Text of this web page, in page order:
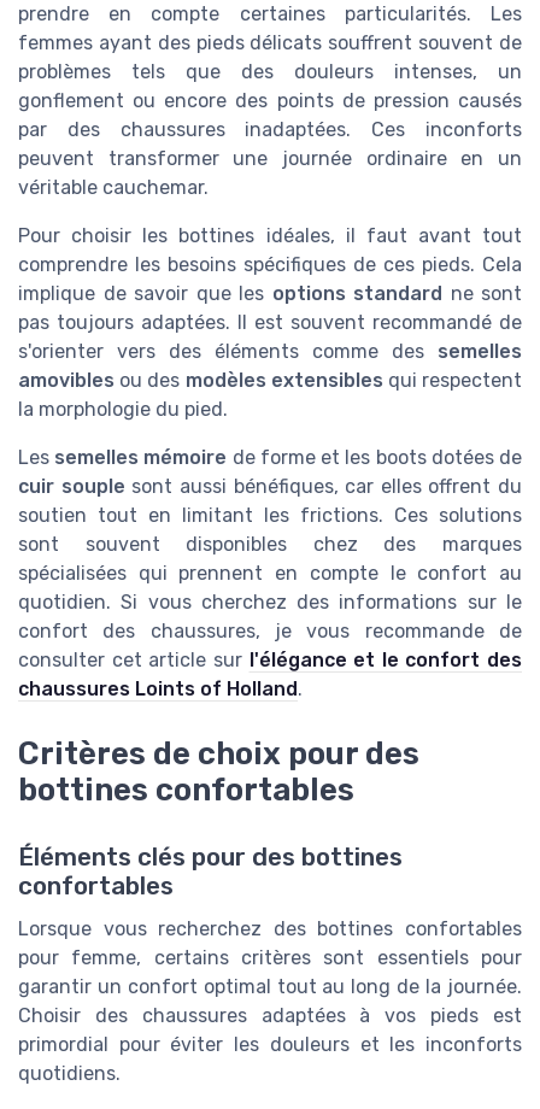
prendre en compte certaines particularités. Les
femmes ayant des pieds délicats souffrent souvent de
problèmes tels que des douleurs intenses, un
gonflement ou encore des points de pression causés
par des chaussures inadaptées. Ces inconforts
peuvent transformer une journée ordinaire en un
véritable cauchemar.
Pour choisir les bottines idéales, il faut avant tout
comprendre les besoins spécifiques de ces pieds. Cela
implique de savoir que les options standard ne sont
pas toujours adaptées. Il est souvent recommandé de
s'orienter vers des éléments comme des semelles
amovibles ou des modèles extensibles qui respectent
la morphologie du pied.
Les semelles mémoire de forme et les boots dotées de
cuir souple sont aussi bénéfiques, car elles offrent du
soutien tout en limitant les frictions. Ces solutions
sont souvent disponibles chez des marques
spécialisées qui prennent en compte le confort au
quotidien. Si vous cherchez des informations sur le
confort des chaussures, je vous recommande de
consulter cet article sur l'élégance et le confort des
chaussures Loints of Holland.
Critères de choix pour des
bottines confortables
Éléments clés pour des bottines
confortables
Lorsque vous recherchez des bottines confortables
pour femme, certains critères sont essentiels pour
garantir un confort optimal tout au long de la journée.
Choisir des chaussures adaptées à vos pieds est
primordial pour éviter les douleurs et les inconforts
quotidiens.